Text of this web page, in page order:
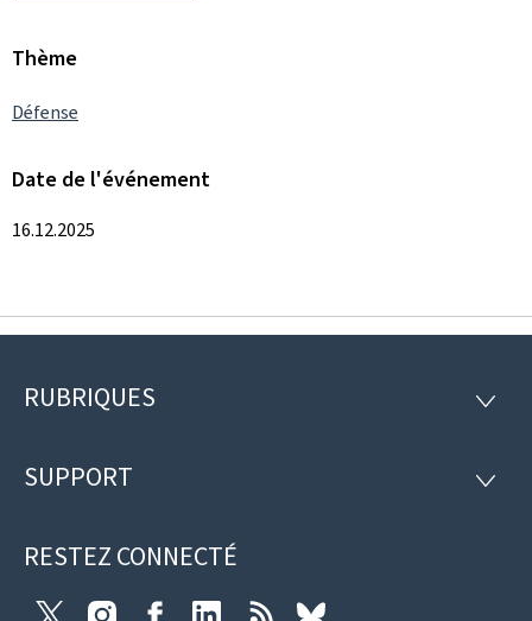
Thème
Défense
Date de l'événement
16.12.2025
Pied
page
RUBRIQUES
SUPPORT
RESTEZ CONNECTÉ
Twitter InstagramFacebookLinkedIn RSS